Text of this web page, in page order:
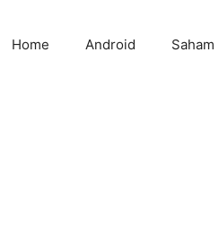
Home Android Saham